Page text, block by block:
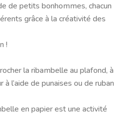
de petits bonhommes, chacun
grâce à la créativité des
!
la ribambelle au plafond, à
l’aide de punaises ou de ruban
en papier est une activité